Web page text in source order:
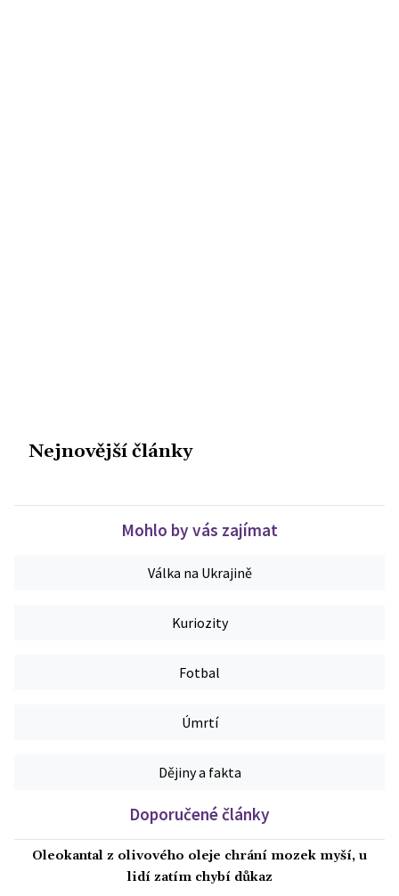
Nejnovější články
Mohlo by vás zajímat
Válka na Ukrajině
Kuriozity
Fotbal
Úmrtí
Dějiny a fakta
Doporučené články
Oleokantal z olivového oleje chrání mozek myší, u
lidí zatím chybí důkaz